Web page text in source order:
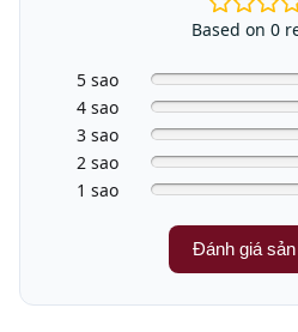
Bảo hành chính
2 năm
Based on 0
5 sao
4 sao
3 sao
2 sao
1 sao
Đánh giá